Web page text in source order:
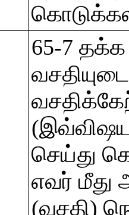
65-7 தக்க
செய்து
எவர் மீது
(வசதி)